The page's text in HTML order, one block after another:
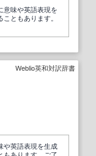
意味や英語表現を
ともあります。
Weblio英和対訳辞書
や英語表現を生成